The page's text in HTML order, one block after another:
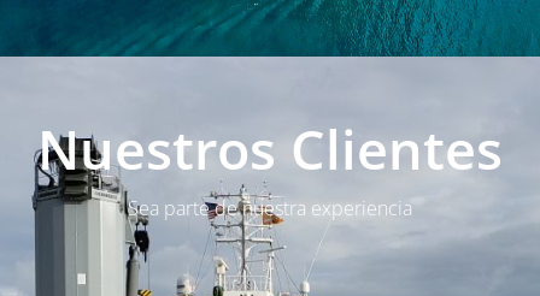
Nuestros Clientes
Sea parte de nuestra experiencia